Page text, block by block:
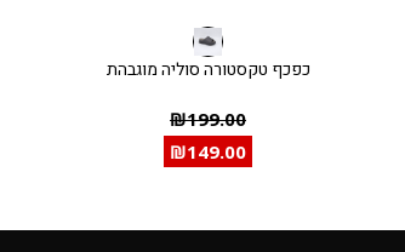
כפכף טקסטורה סוליה מוגבהת
₪199.00
₪149.00